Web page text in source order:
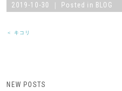
2019-10-30 ｜ Posted in BLOG
＜ キコリ
NEW POSTS